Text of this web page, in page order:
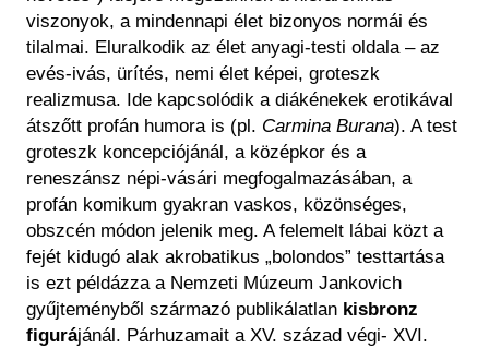
viszonyok, a mindennapi élet bizonyos normái és
tilalmai. Eluralkodik az élet anyagi-testi oldala – az
evés-ivás, ürítés, nemi élet képei, groteszk
realizmusa. Ide kapcsolódik a diákénekek erotikával
átszőtt profán humora is (pl. Carmina Burana). A test
groteszk koncepciójánál, a középkor és a
reneszánsz népi-vásári megfogalmazásában, a
profán komikum gyakran vaskos, közönséges,
obszcén módon jelenik meg. A felemelt lábai közt a
fejét kidugó alak akrobatikus „bolondos” testtartása
is ezt példázza a Nemzeti Múzeum Jankovich
gyűjteményből származó publikálatlan kisbronz
figurájánál. Párhuzamait a XV. század végi- XVI.